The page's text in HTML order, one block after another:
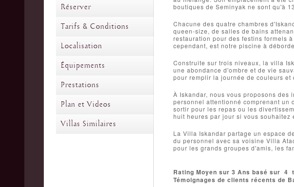
Réserver
Tarifs & Conditions
Localisation
Équipements
Prestations
Plan et Videos
Villas Similaires
boutiques de Seminyak ne sont qu'à
Chacune des quatre chambres
queen-size, de salles de bains
restauration pour des festins formels
cependant, est notre piscine à
Construite sur trois niveaux, la villa
une abondance d'ombre et de vie
pour remplir la journée de couleurs
À Iskandar, nous vous proposons
personnel attentionné comprenant un
sortir pour les repas ou les
huit heures par jour si vous
La Villa Iskandar partage un espace
du personnel avec sa voisine Villa
pour les grands groupes d'amis, les
Rating Moyen sur 3 Ans basé sur 4
Témoignages de clients récents de